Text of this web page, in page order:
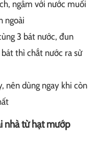
ngâm với nước muối
ngoài
3 bát nước, đun
thì chắt nước ra sử
nên dùng ngay khi còn
nhà từ hạt mướp